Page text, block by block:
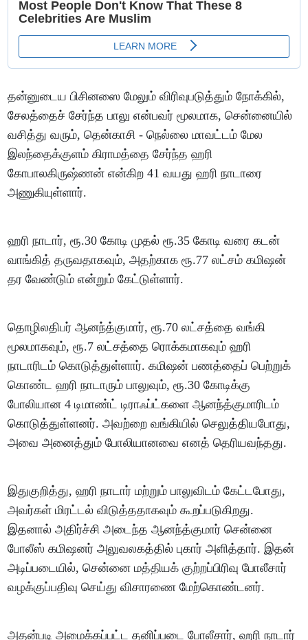
தன்னுடைய பிசினஸை மேலும் விரிவுபடுத்தும் நோக்கில்,
சேலத்தைச் சேர்ந்த பாலு என்பவர் மூலமாக, சென்னையில்
வசித்து வரும், தென்காசி - நெல்லை மாவட்டம் மேல
இலந்தைக்குளம் கிராமத்தை சேர்ந்த ஹரி
கோபாலகிருஷ்ணன் என்கிற 41 வயது ஹரி நாடாரை
அணுகியுள்ளார்.
ஹரி நாடார், ரூ.30 கோடி முதல் ரூ.35 கோடி வரை கடன்
வாங்கித் தருவதாகவும், அதற்காக ரூ.77 லட்சம் கமிஷன்
தர வேண்டும் என்றும் கேட்டுள்ளார்.
தொழிலதிபர் ஆனந்த்குமார், ரூ.70 லட்சத்தை வங்கி
மூலமாகவும், ரூ.7 லட்சத்தை ரொக்கமாகவும் ஹரி
நாடாரிடம் கொடுத்துள்ளார். கமிஷன் பணத்தைப் பெற்றுக்
கொண்ட ஹரி நாடாரும் பாலுவும், ரூ.30 கோடிக்கு
போலியான 4 டிமாண்ட் டிராஃப்ட்களை ஆனந்த்குமாரிடம்
கொடுத்துள்ளனர். அவற்றை வங்கியில் செலுத்தியபோது,
அவை அனைத்தும் போலியானவை எனத் தெரியவந்தது.
இதுகுறித்து, ஹரி நாடார் மற்றும் பாலுவிடம் கேட்டபோது,
அவர்கள் மிரட்டல் விடுத்ததாகவும் கூறப்படுகிறது.
இதனால் அதிர்ச்சி அடைந்த ஆனந்த்குமார் சென்னை
போலீஸ் கமிஷனர் அலுவலகத்தில் புகார் அளித்தார். இதன்
அடிப்படையில், சென்னை மத்தியக் குற்றப்பிரிவு போலீசார்
வழக்குப்பதிவு செய்து விசாரணை மேற்கொண்டனர்.
அதன்படி அமைக்கப்பட்ட தனிப்படை போலீசார், ஹரி நாடார்